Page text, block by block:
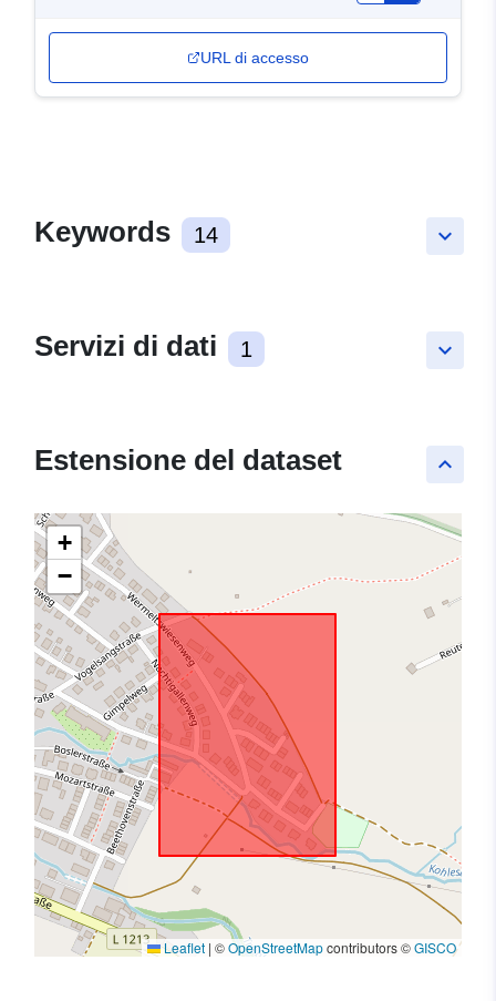
URL di accesso
keyboard_arrow_down
Keywords 14
keyboard_arrow_down
Servizi di dati 1
keyboard_arrow_up
Estensione del dataset
+
−
Leaflet | ©OpenStreetMapcontributors ©GISCO